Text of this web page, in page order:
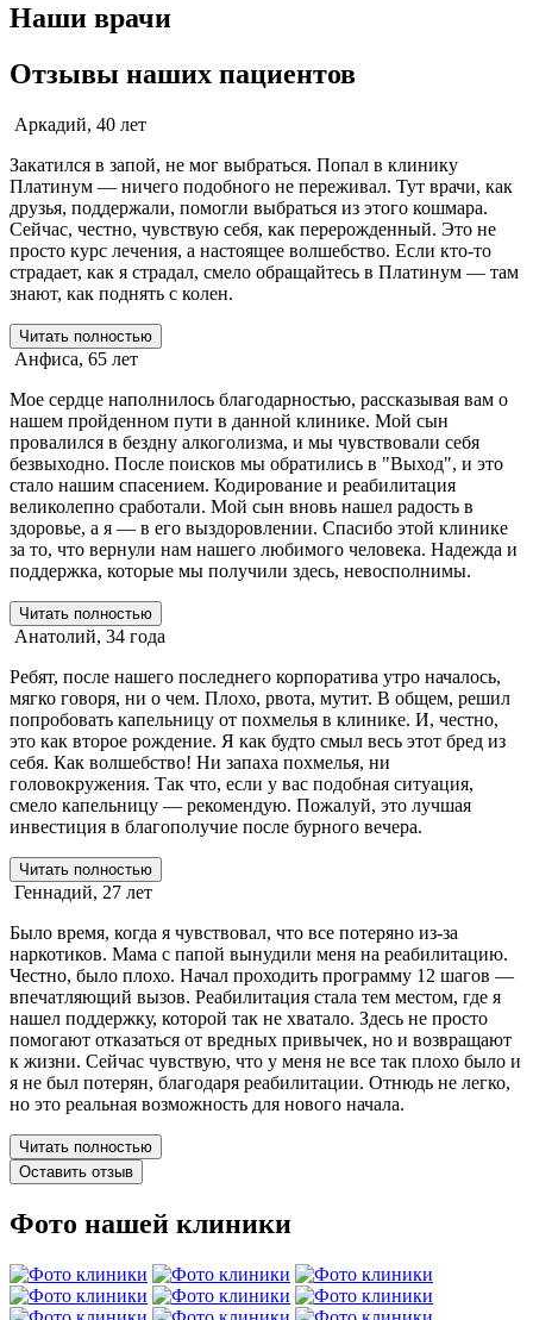
Наши врачи
Отзывы наших пациентов
Аркадий, 40 лет
Закатился в запой, не мог выбраться. Попал в клинику
Платинум — ничего подобного не переживал. Тут врачи, как
друзья, поддержали, помогли выбраться из этого кошмара.
Сейчас, честно, чувствую себя, как перерожденный. Это не
просто курс лечения, а настоящее волшебство. Если кто-то
страдает, как я страдал, смело обращайтесь в Платинум — там
знают, как поднять с колен.
Читать полностью
Анфиса, 65 лет
Мое сердце наполнилось благодарностью, рассказывая вам о
нашем пройденном пути в данной клинике. Мой сын
провалился в бездну алкоголизма, и мы чувствовали себя
безвыходно. После поисков мы обратились в "Выход", и это
стало нашим спасением. Кодирование и реабилитация
великолепно сработали. Мой сын вновь нашел радость в
здоровье, а я — в его выздоровлении. Спасибо этой клинике
за то, что вернули нам нашего любимого человека. Надежда и
поддержка, которые мы получили здесь, невосполнимы.
Читать полностью
Анатолий, 34 года
Ребят, после нашего последнего корпоратива утро началось,
мягко говоря, ни о чем. Плохо, рвота, мутит. В общем, решил
попробовать капельницу от похмелья в клинике. И, честно,
это как второе рождение. Я как будто смыл весь этот бред из
себя. Как волшебство! Ни запаха похмелья, ни
головокружения. Так что, если у вас подобная ситуация,
смело капельницу — рекомендую. Пожалуй, это лучшая
инвестиция в благополучие после бурного вечера.
Читать полностью
Геннадий, 27 лет
Было время, когда я чувствовал, что все потеряно из-за
наркотиков. Мама с папой вынудили меня на реабилитацию.
Честно, было плохо. Начал проходить программу 12 шагов —
впечатляющий вызов. Реабилитация стала тем местом, где я
нашел поддержку, которой так не хватало. Здесь не просто
помогают отказаться от вредных привычек, но и возвращают
к жизни. Сейчас чувствую, что у меня не все так плохо было и
я не был потерян, благодаря реабилитации. Отнюдь не легко,
но это реальная возможность для нового начала.
Читать полностью
Оставить отзыв
Фото нашей клиники